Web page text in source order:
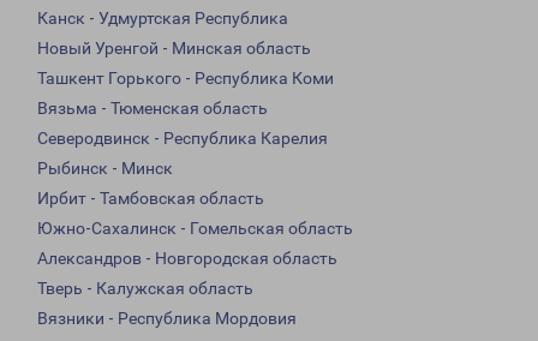
Канск - Удмуртская Республика
Новый Уренгой - Минская область
Ташкент Горького - Республика Коми
Вязьма - Тюменская область
Северодвинск - Республика Карелия
Рыбинск - Минск
Ирбит - Тамбовская область
Южно-Сахалинск - Гомельская область
Александров - Новгородская область
Тверь - Калужская область
Вязники - Республика Мордовия